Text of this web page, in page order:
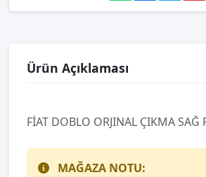
Ürün Açıklaması
FİAT DOBLO ORJINAL ÇIKMA SAĞ
MAĞAZA NOTU: